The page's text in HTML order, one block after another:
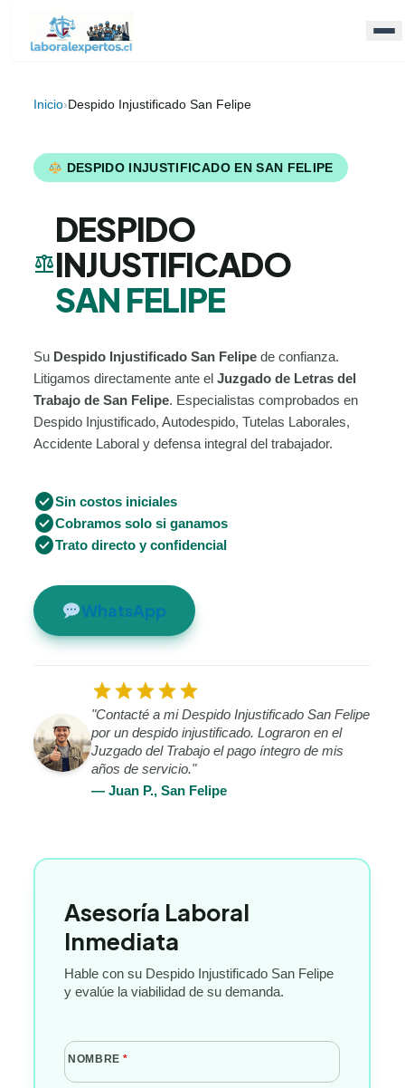
Inicio›Despido Injustificado San Felipe
DESPIDO INJUSTIFICADO EN SAN FELIPE
balance
DESPIDO
INJUSTIFICADO
SAN FELIPE
Su Despido Injustificado San Felipe de confianza.
Litigamos directamente ante elJuzgado de Letras del
Trabajo de San Felipe. Especialistas comprobados en
Despido Injustificado, Autodespido, Tutelas Laborales,
Accidente Laboral y defensa integral del trabajador.
check_circleSin costos iniciales
check_circleCobramos solo si ganamos
check_circleTrato directo y confidencial
WhatsApp
starstarstarstarstar
"Contacté a mi Despido Injustificado San Felipe
por un despido injustificado. Lograron en el
Juzgado del Trabajo el pago íntegro de mis
años de servicio."
— Juan P., San Felipe
Asesoría Laboral
Inmediata
Hable con su Despido Injustificado San Felipe
y evalúe la viabilidad de su demanda.
NOMBRE*